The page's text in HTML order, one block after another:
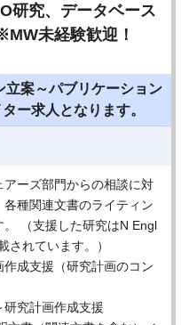
研究、データベース
未経験歓迎！
案～パブリケーション
ー求人となります。
ーズ部門からの相談に対
種関連文書のライティン
（支援した研究はN Engl
されています。）
作成支援（研究計画のコン
研究計画作成支援